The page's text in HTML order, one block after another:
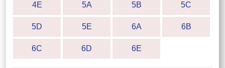
4E 5A 5B 5C
5D 5E 6A 6B
6C 6D 6E